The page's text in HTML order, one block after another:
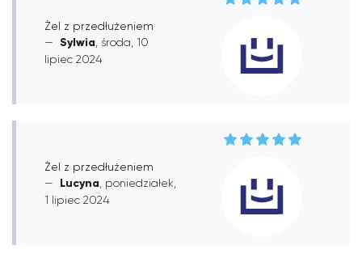
Żel z przedłużeniem
Sylwia , środa, 10
lipiec 2024
Żel z przedłużeniem
Lucyna , poniedziałek,
1 lipiec 2024